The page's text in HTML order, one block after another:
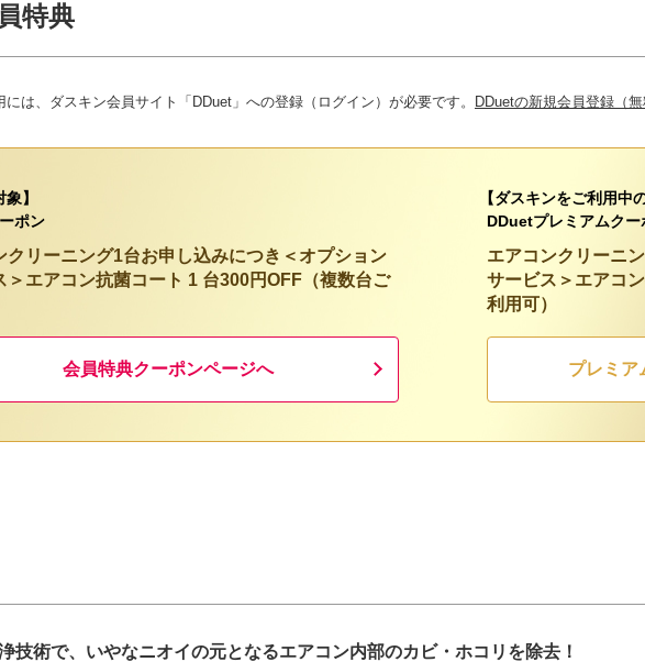
特典
には、ダスキン会員サイト「DDuet」への登録（ログイン）が必要です。 DDuetの新規会員登録（
】
ポン
クリーニング1台お申し込みにつき＜オプション
＞エアコン抗菌コート 1 台300円OFF（複数台ご
会員特典クーポンページへ
【ダスキンをご利用中
DDuetプレミアムクー
エアコンクリーニ
サービス＞エアコ
利用可）
プレミア
技術で、いやなニオイの元となるエアコン内部のカビ・ホコリを除去！